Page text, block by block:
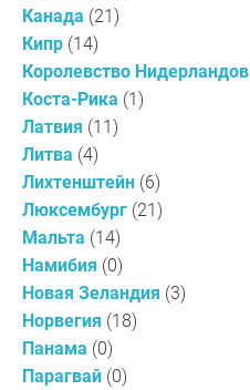
Канада (21)
Кипр (14)
Королевство Нидерландов
Коста-Рика (1)
Латвия (11)
Литва (4)
Лихтенштейн (6)
Люксембург (21)
Мальта (14)
Намибия (0)
Новая Зеландия (3)
Норвегия (18)
Панама (0)
Парагвай (0)